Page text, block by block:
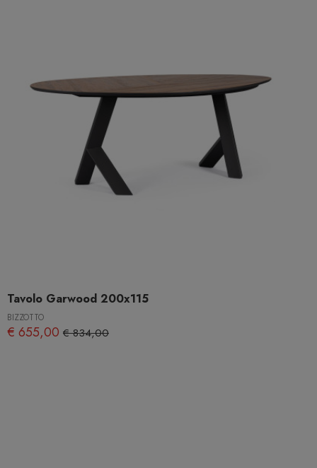
Tavolo Garwood 200x115
BIZZOTTO
€ 655,00 € 834,00